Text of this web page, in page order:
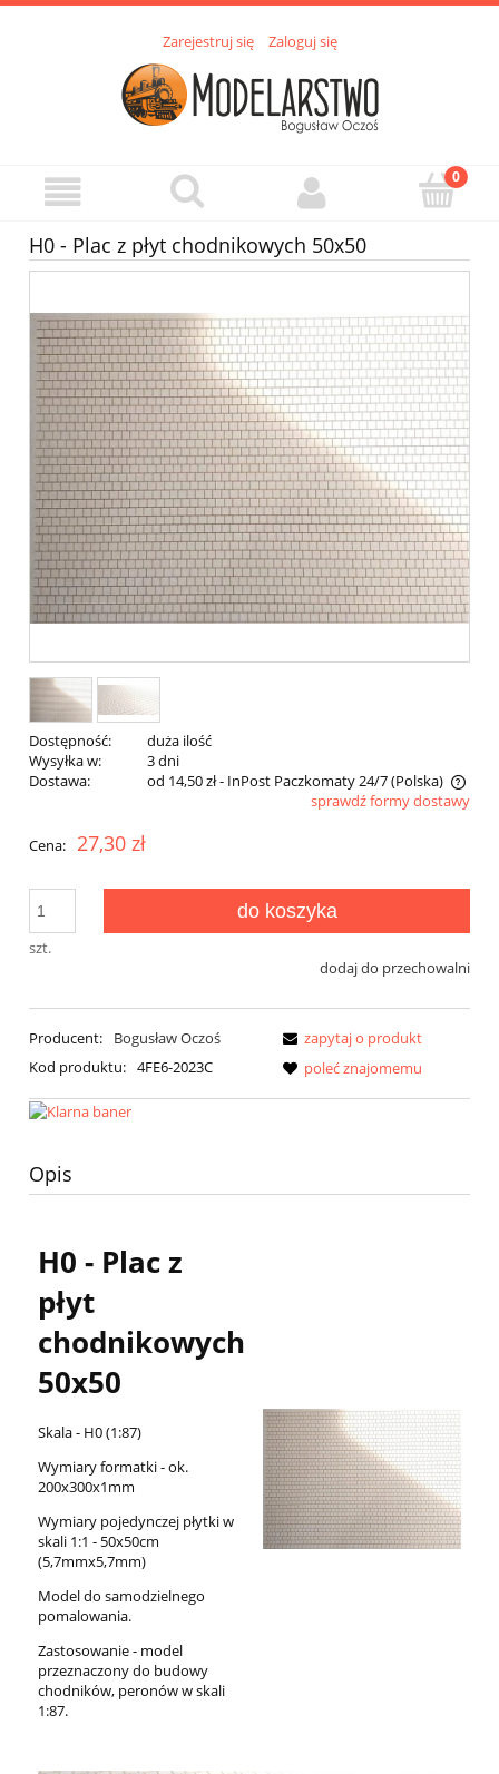
Zarejestruj się Zaloguj się
H0 - Plac z płyt chodnikowych 50x50
Dostępność:
duża ilość
Wysyłka w:
3 dni
Dostawa:
od 14,50 zł- InPost Paczkomaty 24/7(Polska)
Cena nie zawiera ewentualnych kosztów płatnościsprawdź formy dostawy
Cena: 27,30 zł
szt.
do koszyka
dodaj do przechowalni
Producent:
Bogusław Oczoś
Kod produktu: 4FE6-2023C
zapytaj o produkt
poleć znajomemu
Opis
H0 - Plac z
płyt
chodnikowych
50x50
Skala - H0 (1:87)
Wymiary formatki - ok.
200x300x1mm
Wymiary pojedynczej płytki w
skali 1:1 - 50x50cm
(5,7mmx5,7mm)
Model do samodzielnego
pomalowania.
Zastosowanie - model
przeznaczony do budowy
chodników, peronów w skali
1:87.